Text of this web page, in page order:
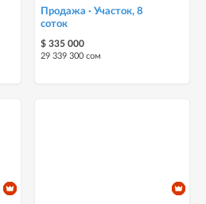
Продажа · Участок, 8
соток
$ 335 000
29 339 300 сом